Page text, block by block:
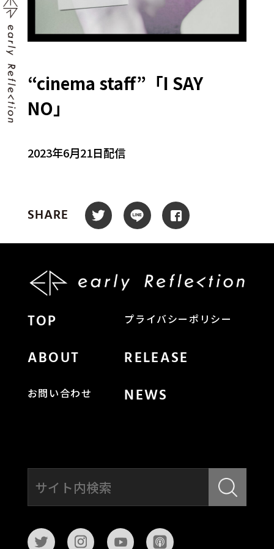
“cinema staff”「I SAY
NO」
2023年6月21日配信
SHARE
TOP プライバシーポリシー
ABOUT RELEASE
お問い合わせ NEWS